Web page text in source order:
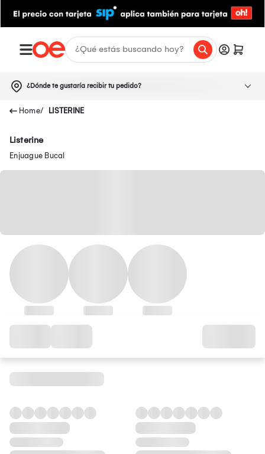
¿Dónde te gustaría recibir tu pedido?
LISTERINE
Listerine
Enjuague Bucal